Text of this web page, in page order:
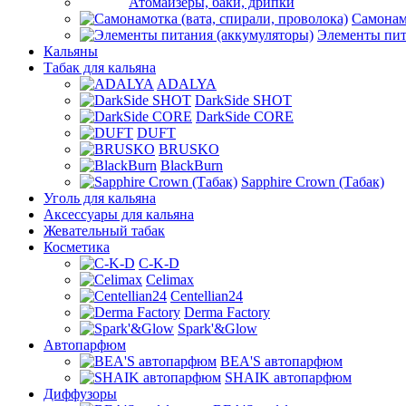
Элементы
Кальяны
Табак для кальяна
ADALYA
DarkSide SHOT
DarkSide CORE
DUFT
BRUSKO
BlackBurn
Sapphire Crown (Табак)
Уголь для кальяна
Аксессуары для кальяна
Жевательный табак
Косметика
C-K-D
Celimax
Centellian24
Derma Factory
Spark'&Glow
Автопарфюм
BEA'S автопарфюм
SHAIK автопарфюм
Диффузоры